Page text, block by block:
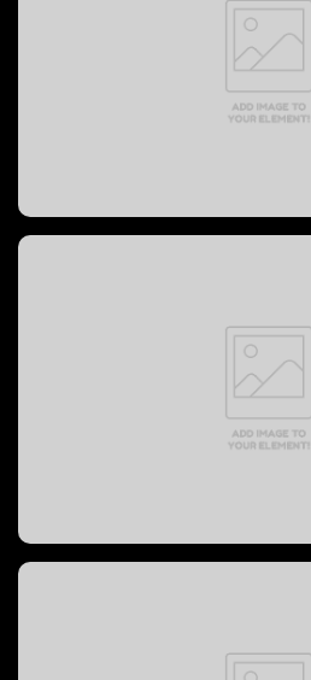
PREVOST
PREVOST